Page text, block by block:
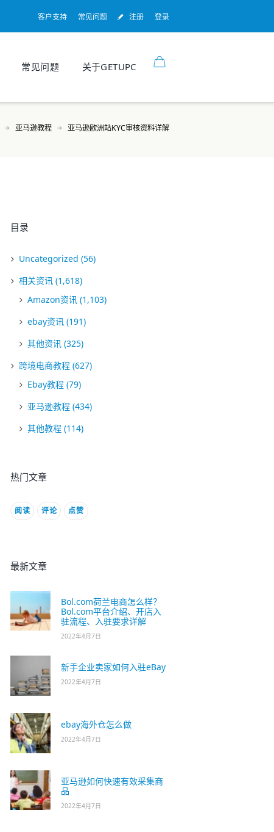
客户支持 常见问题 注册 登录
常见问题 关于GETUPC
亚马逊教程 亚马逊欧洲站KYC审核资料详解
目录
Uncategorized (56)
相关资讯 (1,618)
Amazon资讯 (1,103)
ebay资讯 (191)
其他资讯 (325)
跨境电商教程 (627)
Ebay教程 (79)
亚马逊教程 (434)
其他教程 (114)
热门文章
阅读 评论 点赞
最新文章
Bol.com荷兰电商怎么样？
Bol.com平台介绍、开店入
驻流程、入驻要求详解
2022年4月7日
新手企业卖家如何入驻eBay
2022年4月7日
ebay海外仓怎么做
2022年4月7日
亚马逊如何快速有效采集商
品
2022年4月7日